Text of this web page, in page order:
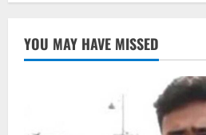
YOU MAY HAVE MISSED